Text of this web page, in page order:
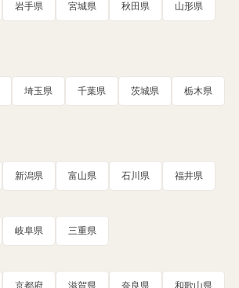
岩手県 宮城県 秋田県 山形県
埼玉県 千葉県 茨城県 栃木県
新潟県 富山県 石川県 福井県
岐阜県 三重県
京都府 滋賀県 奈良県 和歌山県